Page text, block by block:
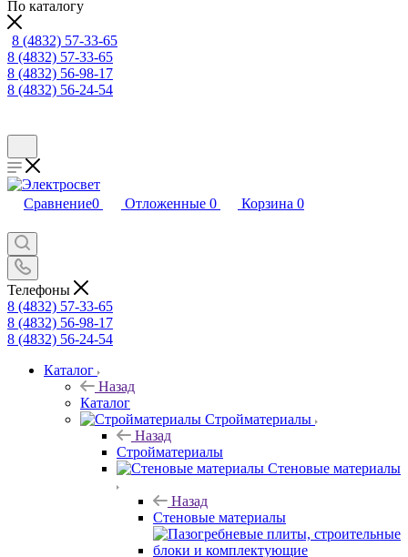
По каталогу
8 (4832) 57-33-65
8 (4832) 57-33-65
8 (4832) 56-98-17
8 (4832) 56-24-54
Сравнение0 Отложенные 0 Корзина 0
Телефоны
8 (4832) 57-33-65
8 (4832) 56-98-17
8 (4832) 56-24-54
Каталог
Назад
Каталог
Стройматериалы
Назад
Стройматериалы
Стеновые материалы
Назад
Стеновые материалы